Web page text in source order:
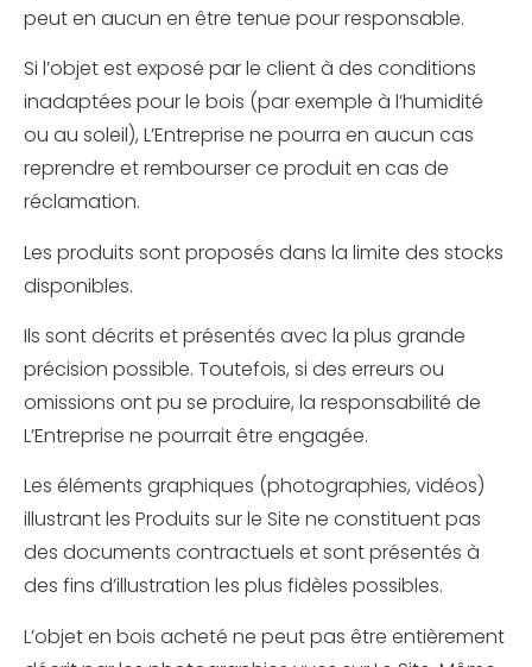
peut en aucun en être tenue pour responsable.
Si l’objet est exposé par le client à des conditions
inadaptées pour le bois (par exemple à l’humidité
ou au soleil), L’Entreprise ne pourra en aucun cas
reprendre et rembourser ce produit en cas de
réclamation.
Les produits sont proposés dans la limite des stocks
disponibles.
Ils sont décrits et présentés avec la plus grande
précision possible. Toutefois, si des erreurs ou
omissions ont pu se produire, la responsabilité de
L’Entreprise ne pourrait être engagée.
Les éléments graphiques (photographies, vidéos)
illustrant les Produits sur le Site ne constituent pas
des documents contractuels et sont présentés à
des fins d’illustration les plus fidèles possibles.
L’objet en bois acheté ne peut pas être entièrement